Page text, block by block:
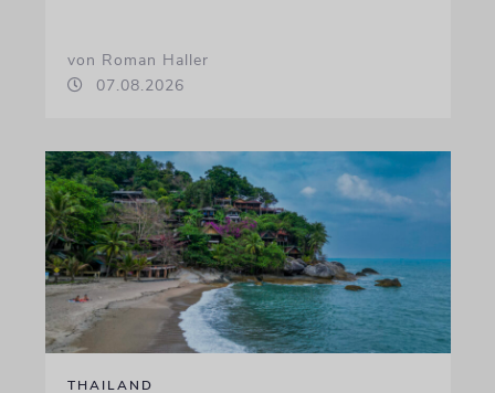
von Roman Haller
07.08.2026
THAILAND